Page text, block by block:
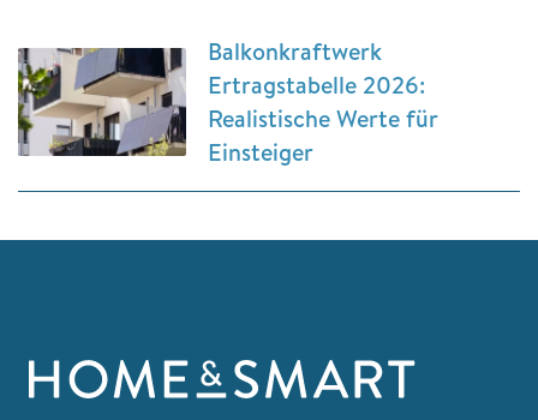
Balkonkraftwerk
Ertragstabelle 2026:
Realistische Werte für
Einsteiger